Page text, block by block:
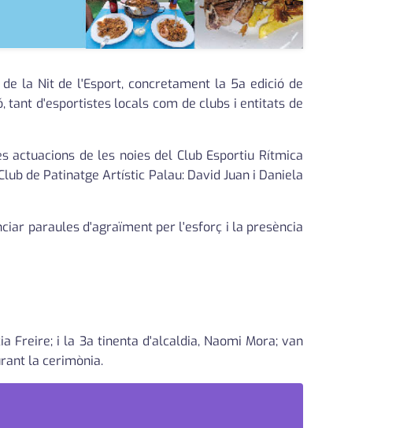
la Nit de l'Esport, concretament la 5a edició de
d'esportistes locals com de clubs i entitats de
de les noies del Club Esportiu Rítmica
de Patinatge Artístic Palau: David Juan i Daniela
paraules d'agraïment per l'esforç i la presència
Freire; i la 3a tinenta d'alcaldia, Naomi Mora; van
la cerimònia.